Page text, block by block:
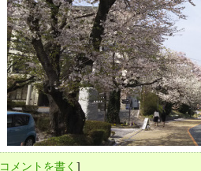
コメントを書く ]